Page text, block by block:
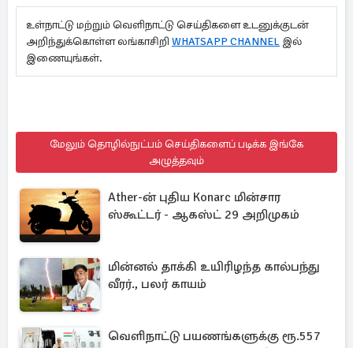
உள்நாட்டு மற்றும் வெளிநாட்டு செய்திகளை உடனுக்குடன்
அறிந்துக்கொள்ள லங்காசிறி WHATSAPP CHANNEL இல்
இணையுங்கள்.
மேலும் தொழில்நுட்பம் செய்திகளைப் படிக்க இங்கே
அழுத்தவும்
Ather-ன் புதிய Konarc மின்சார
ஸ்கூட்டர் - ஆகஸ்ட் 29 அறிமுகம்
மின்னல் தாக்கி உயிரிழந்த கால்பந்து
வீரர்., பலர் காயம்
வெளிநாட்டு பயணங்களுக்கு ரூ.557